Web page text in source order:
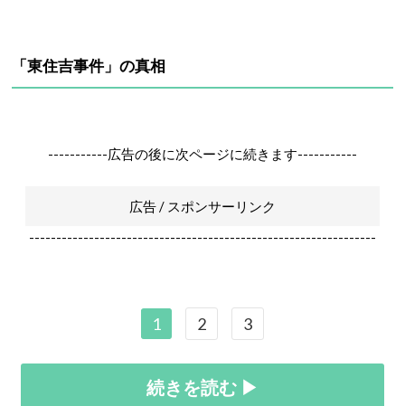
「東住吉事件」の真相
-----------広告の後に次ページに続きます-----------
広告 / スポンサーリンク
----------------------------------------------------------------
1 2 3
続きを読む ▶